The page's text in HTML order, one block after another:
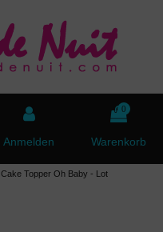
Anmelden
0
Warenkorb
Cake Topper Oh Baby - Lot